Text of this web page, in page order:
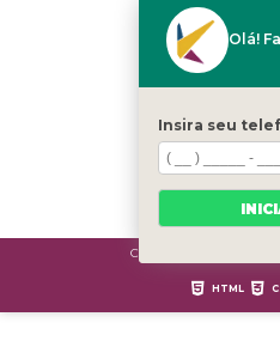
DÚVIDAS
MAPA
Copyright © Cravestak.
HTML
Olá!
Insira seu